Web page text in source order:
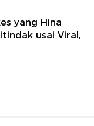
yang Hina
usai Viral,